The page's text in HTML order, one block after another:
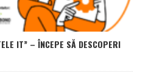
IT” – ÎNCEPE SĂ DESCOPERI